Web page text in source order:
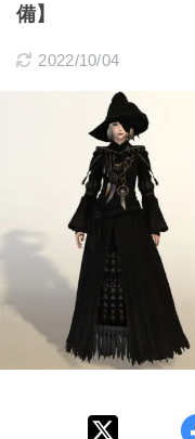
備】
2022/10/04